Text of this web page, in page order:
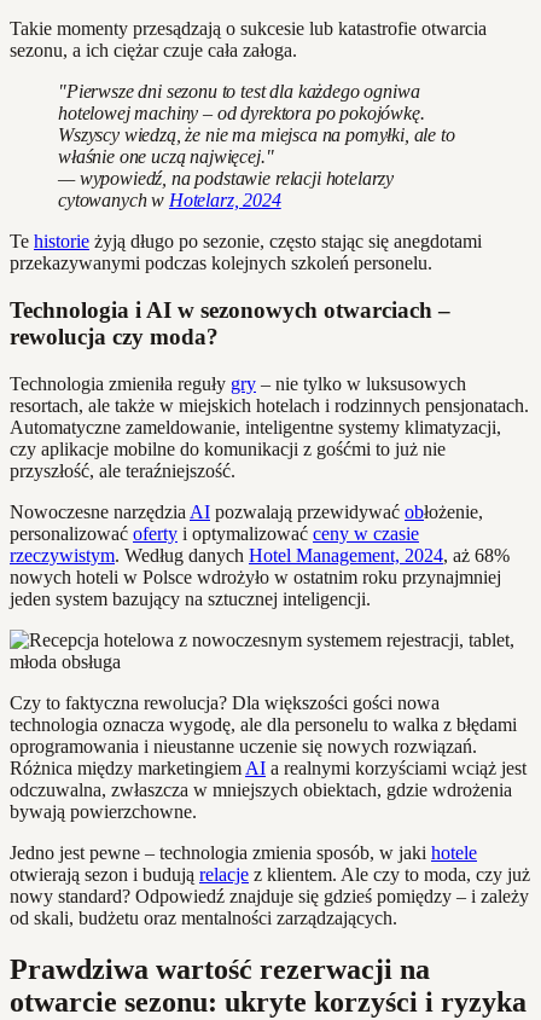
Takie momenty przesądzają o sukcesie lub katastrofie otwarcia
sezonu, a ich ciężar czuje cała załoga.
"Pierwsze dni sezonu to test dla każdego ogniwa
hotelowej machiny – od dyrektora po pokojówkę.
Wszyscy wiedzą, że nie ma miejsca na pomyłki, ale to
właśnie one uczą najwięcej."
— wypowiedź, na podstawie relacji hotelarzy
cytowanych w Hotelarz, 2024
Te historie żyją długo po sezonie, często stając się anegdotami
przekazywanymi podczas kolejnych szkoleń personelu.
Technologia i AI w sezonowych otwarciach –
rewolucja czy moda?
Technologia zmieniła reguły gry – nie tylko w luksusowych
resortach, ale także w miejskich hotelach i rodzinnych pensjonatach.
Automatyczne zameldowanie, inteligentne systemy klimatyzacji,
czy aplikacje mobilne do komunikacji z gośćmi to już nie
przyszłość, ale teraźniejszość.
Nowoczesne narzędzia AI pozwalają przewidywać obłożenie,
personalizować oferty i optymalizować ceny w czasie
rzeczywistym. Według danych Hotel Management, 2024, aż 68%
nowych hoteli w Polsce wdrożyło w ostatnim roku przynajmniej
jeden system bazujący na sztucznej inteligencji.
Czy to faktyczna rewolucja? Dla większości gości nowa
technologia oznacza wygodę, ale dla personelu to walka z błędami
oprogramowania i nieustanne uczenie się nowych rozwiązań.
Różnica między marketingiem AI a realnymi korzyściami wciąż jest
odczuwalna, zwłaszcza w mniejszych obiektach, gdzie wdrożenia
bywają powierzchowne.
Jedno jest pewne – technologia zmienia sposób, w jaki hotele
otwierają sezon i budują relacje z klientem. Ale czy to moda, czy już
nowy standard? Odpowiedź znajduje się gdzieś pomiędzy – i zależy
od skali, budżetu oraz mentalności zarządzających.
Prawdziwa wartość rezerwacji na
otwarcie sezonu: ukryte korzyści i ryzyka